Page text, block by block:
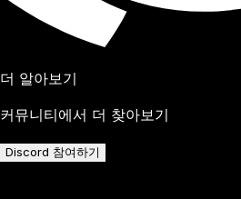
더 알아보기
커뮤니티에서 더 찾아보기
Discord 참여하기